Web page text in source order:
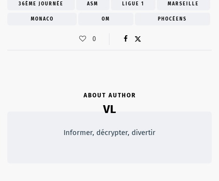
36ÈME JOURNÉE ASM LIGUE 1 MARSEILLE
MONACO OM PHOCÉENS
0
ABOUT AUTHOR
VL
Informer, décrypter, divertir